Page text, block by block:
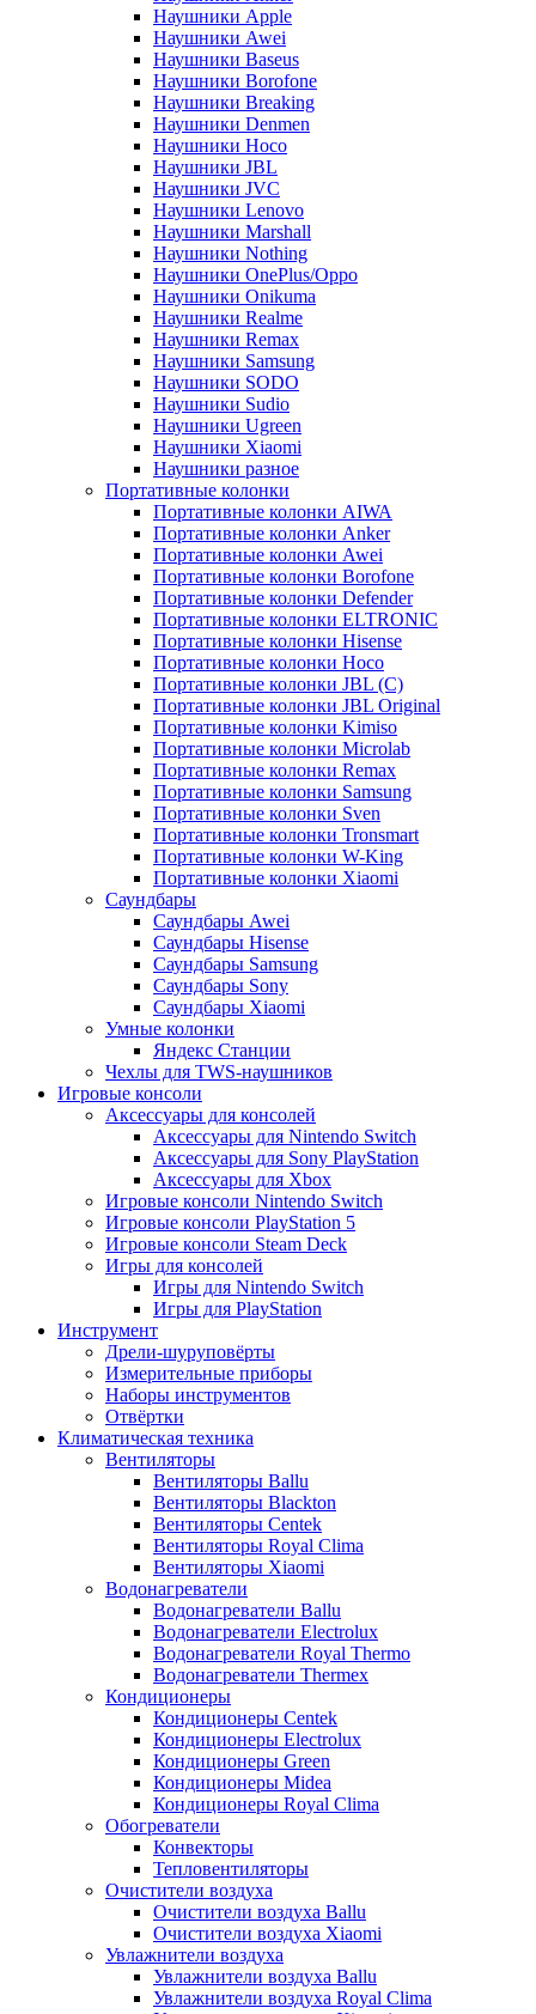
Наушники Apple
Наушники Awei
Наушники Baseus
Наушники Borofone
Наушники Breaking
Наушники Denmen
Наушники Hoco
Наушники JBL
Наушники JVC
Наушники Lenovo
Наушники Marshall
Наушники Nothing
Наушники OnePlus/Oppo
Наушники Onikuma
Наушники Realme
Наушники Remax
Наушники Samsung
Наушники SODO
Наушники Sudio
Наушники Ugreen
Наушники Xiaomi
Наушники разное
Портативные колонки
Портативные колонки AIWA
Портативные колонки Anker
Портативные колонки Awei
Портативные колонки Borofone
Портативные колонки Defender
Портативные колонки ELTRONIC
Портативные колонки Hisense
Портативные колонки Hoco
Портативные колонки JBL (C)
Портативные колонки JBL Original
Портативные колонки Kimiso
Портативные колонки Microlab
Портативные колонки Remax
Портативные колонки Samsung
Портативные колонки Sven
Портативные колонки Tronsmart
Портативные колонки W-King
Портативные колонки Xiaomi
Саундбары
Саундбары Awei
Саундбары Hisense
Саундбары Samsung
Саундбары Sony
Саундбары Xiaomi
Умные колонки
Яндекс Станции
Чехлы для TWS-наушников
Игровые консоли
Аксессуары для консолей
Аксессуары для Nintendo Switch
Аксессуары для Sony PlayStation
Аксессуары для Xbox
Игровые консоли Nintendo Switch
Игровые консоли PlayStation 5
Игровые консоли Steam Deck
Игры для консолей
Игры для Nintendo Switch
Игры для PlayStation
Инструмент
Дрели-шуруповёрты
Измерительные приборы
Наборы инструментов
Отвёртки
Климатическая техника
Вентиляторы
Вентиляторы Ballu
Вентиляторы Blackton
Вентиляторы Centek
Вентиляторы Royal Clima
Вентиляторы Xiaomi
Водонагреватели
Водонагреватели Ballu
Водонагреватели Electrolux
Водонагреватели Royal Thermo
Водонагреватели Thermex
Кондиционеры
Кондиционеры Centek
Кондиционеры Electrolux
Кондиционеры Green
Кондиционеры Midea
Кондиционеры Royal Clima
Обогреватели
Конвекторы
Тепловентиляторы
Очистители воздуха
Очистители воздуха Ballu
Очистители воздуха Xiaomi
Увлажнители воздуха
Увлажнители воздуха Ballu
Увлажнители воздуха Royal Clima